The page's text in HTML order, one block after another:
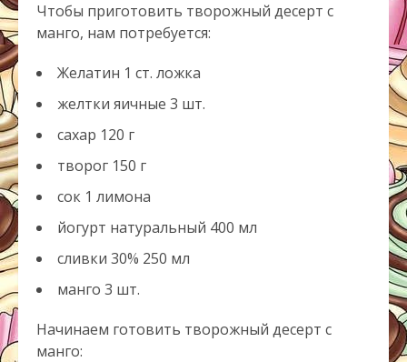
Чтобы приготовить творожный десерт с
манго, нам потребуется:
Желатин 1 ст. ложка
желтки яичные 3 шт.
сахар 120 г
творог 150 г
сок 1 лимона
йогурт натуральный 400 мл
сливки 30% 250 мл
манго 3 шт.
Начинаем готовить творожный десерт с
манго: